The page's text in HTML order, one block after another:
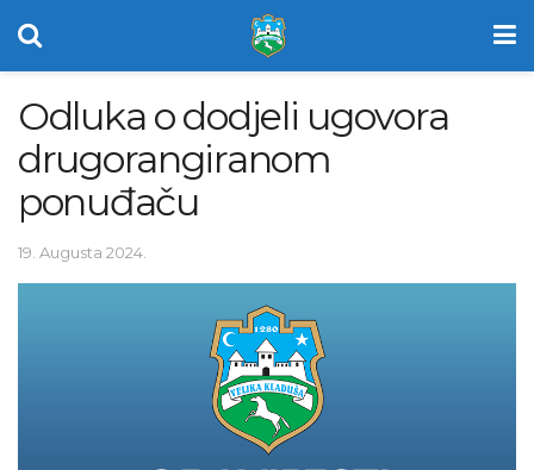
Odluka o dodjeli ugovora
drugorangiranom
ponuđaču
19. Augusta 2024.